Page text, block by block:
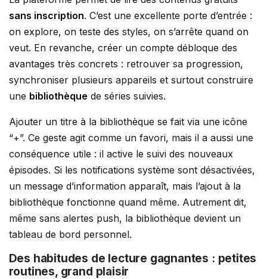
sans inscription. C’est une excellente porte d’entrée :
on explore, on teste des styles, on s’arrête quand on
veut. En revanche, créer un compte débloque des
avantages très concrets : retrouver sa progression,
synchroniser plusieurs appareils et surtout construire
une bibliothèque de séries suivies.
Ajouter un titre à la bibliothèque se fait via une icône
“+”. Ce geste agit comme un favori, mais il a aussi une
conséquence utile : il active le suivi des nouveaux
épisodes. Si les notifications système sont désactivées,
un message d’information apparaît, mais l’ajout à la
bibliothèque fonctionne quand même. Autrement dit,
même sans alertes push, la bibliothèque devient un
tableau de bord personnel.
Des habitudes de lecture gagnantes : petites
routines, grand plaisir